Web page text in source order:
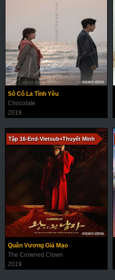
Sô Cô La Tình Yêu
Chocolate
2019
Tập 16-End-Vietsub+Thuyết Minh
Quân Vương Giả Mạo
The Crowned Clown
2019